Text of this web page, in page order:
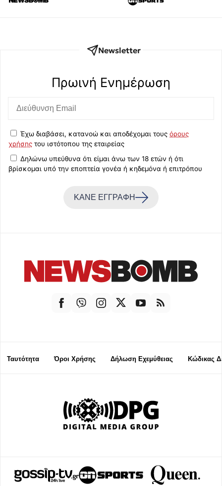
Newsletter
Πρωινή Eνημέρωση
Έχω διαβάσει, κατανοώ και αποδέχομαι τους όρους
χρήσης του ιστότοπου της εταιρείας
Δηλώνω υπεύθυνα ότι είμαι άνω των 18 ετών ή ότι
βρίσκομαι υπό την εποπτεία γονέα ή κηδεμόνα ή επιτρόπου
ΚΑΝΕ ΕΓΓΡΑΦΗ
Ταυτότητα Όροι Χρήσης Δήλωση Εχεμύθειας Κώδικας